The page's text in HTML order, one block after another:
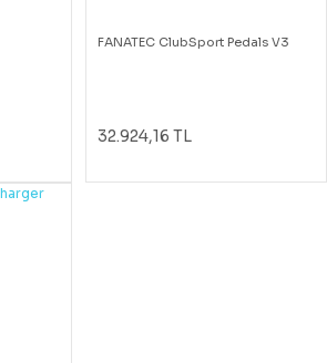
FANATEC ClubSport Pedals V3
32.924,16 TL